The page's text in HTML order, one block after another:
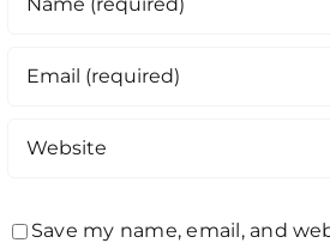
Save my name, email, and